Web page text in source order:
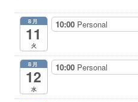
ド
バ
8月
11
火
10:00 Personal
8月
12
水
10:00 Personal